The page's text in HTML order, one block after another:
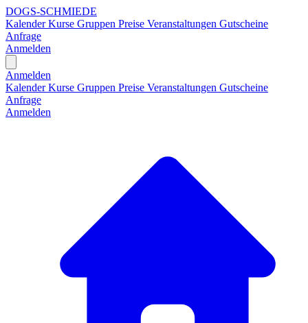
DOGS-SCHMIEDE
KalenderKurse Gruppen Preise Veranstaltungen Gutscheine
Anfrage
Anmelden
Anmelden
KalenderKurse Gruppen Preise Veranstaltungen Gutscheine
Anfrage
Anmelden